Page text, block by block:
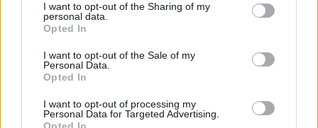
I want to opt-out of the Sharing of my
personal data.
Opted In
I want to opt-out of the Sale of my
Personal Data.
Opted In
I want to opt-out of processing my
Personal Data for Targeted Advertising.
Opted In
Quantité effets secondaires
j'ai eu des palpitations cardiaques avec accélération du
rythme cardiaque à 120 b/mn et essoufflement . ça a duré
être prescrit sans test de réaction préalable à ses
composants actifs.